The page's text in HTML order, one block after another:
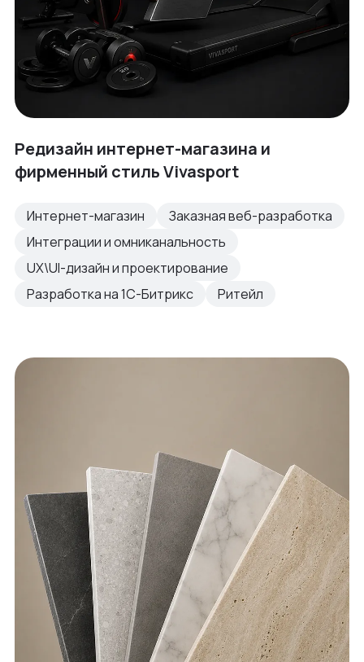
Редизайн интернет-магазина и
фирменный стиль Vivasport
Интернет-магазин
Заказная веб-разработка
Интеграции и омниканальность
UX\UI-дизайн и проектирование
Разработка на 1С-Битрикс
Ритейл